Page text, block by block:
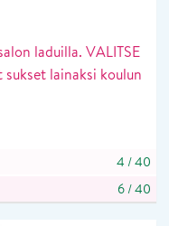
laduilla. VALITSE
sukset lainaksi koulun
4 /40
6 /40